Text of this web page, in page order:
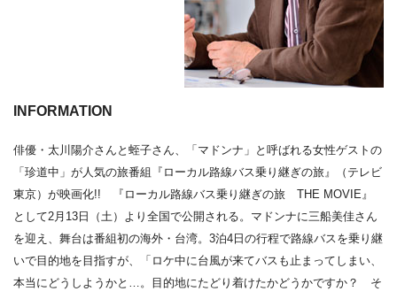
INFORMATION
俳優・太川陽介さんと蛭子さん、「マドンナ」と呼ばれる女性ゲストの
「珍道中」が人気の旅番組『ローカル路線バス乗り継ぎの旅』（テレビ
東京）が映画化!! 『ローカル路線バス乗り継ぎの旅 THE MOVIE』
として2月13日（土）より全国で公開される。マドンナに三船美佳さん
を迎え、舞台は番組初の海外・台湾。3泊4日の行程で路線バスを乗り継
いで目的地を目指すが、「ロケ中に台風が来てバスも止まってしまい、
本当にどうしようかと…。目的地にたどり着けたかどうかですか？ そ